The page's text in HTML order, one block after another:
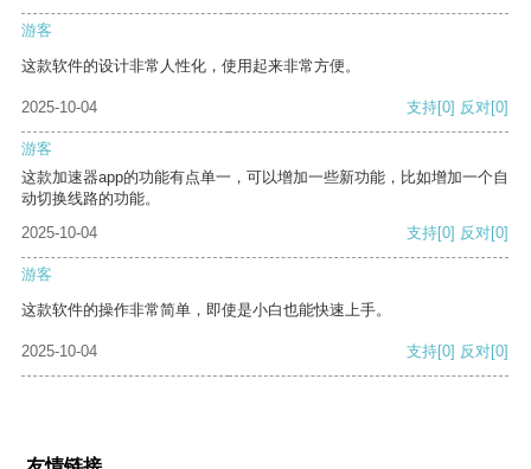
游客
这款软件的设计非常人性化，使用起来非常方便。
2025-10-04 支持[0] 反对[0]
游客
这款加速器app的功能有点单一，可以增加一些新功能，比如增加一个自
动切换线路的功能。
2025-10-04
支持[0] 反对[0]
游客
这款软件的操作非常简单，即使是小白也能快速上手。
2025-10-04 支持[0] 反对[0]